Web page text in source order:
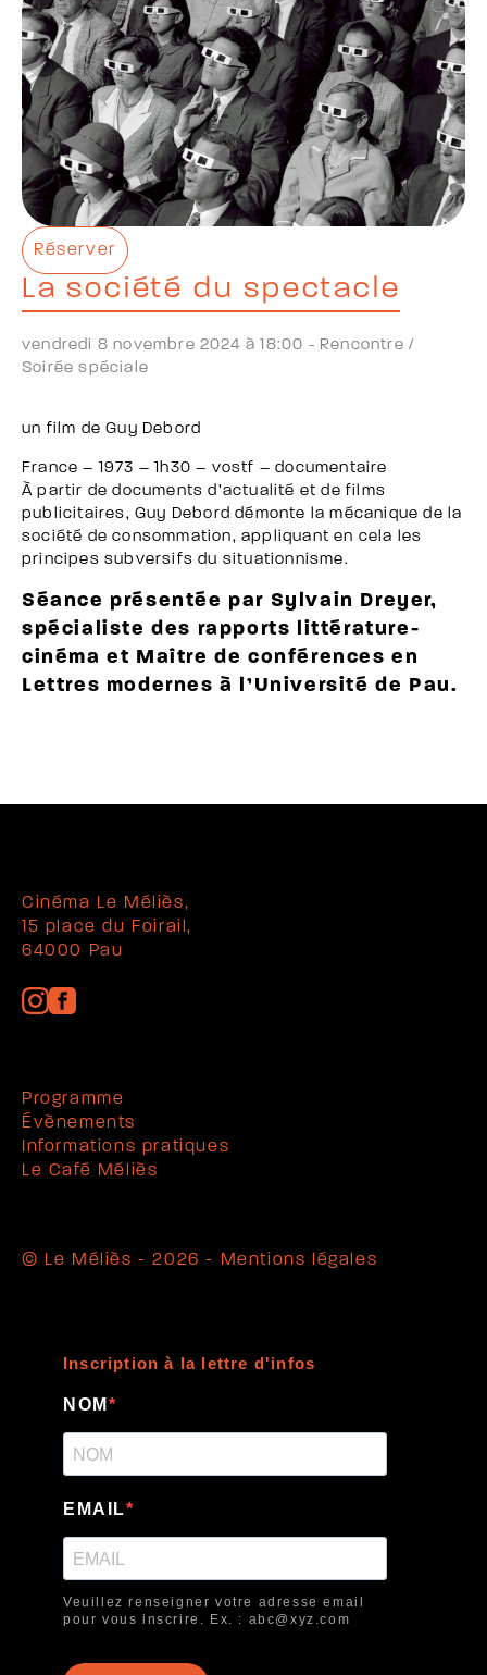
Réserver
La société du spectacle
vendredi 8 novembre 2024 à 18:00 - Rencontre /
Soirée spéciale
un film de Guy Debord
France – 1973 – 1h30 – vostf – documentaire
À partir de documents d’actualité et de films
publicitaires, Guy Debord démonte la mécanique de la
société de consommation, appliquant en cela les
principes subversifs du situationnisme.
Séance présentée par Sylvain Dreyer,
spécialiste des rapports littérature-
cinéma et Maître de conférences en
Lettres modernes à l’Université de Pau.
Cinéma Le Méliès,
15 place du Foirail,
64000 Pau
Programme
Évènements
Informations pratiques
Le Café Méliès
© Le Méliès - 2026 - Mentions légales
Inscription à la lettre d'infos
NOM
EMAIL
Veuillez renseigner votre adresse email
pour vous inscrire. Ex. : abc@xyz.com